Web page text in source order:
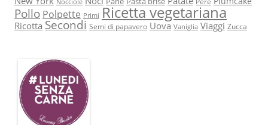
Pollo Polpette Primi Ricetta vegetariana
Ricotta Secondi Semi di papavero Uova Vaniglia Viaggi Zucca